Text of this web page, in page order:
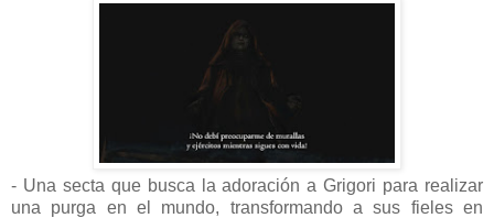
- Una secta que busca la adoración a Grigori para realizar
una purga en el mundo, transformando a sus fieles en